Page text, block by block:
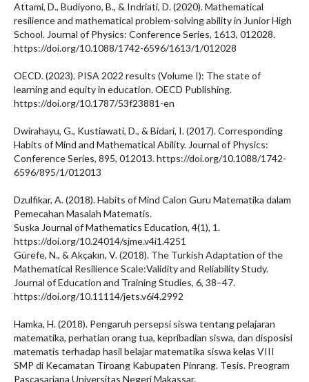
Attami, D., Budiyono, B., & Indriati, D. (2020). Mathematical
resilience and mathematical problem-solving ability in Junior High
School. Journal of Physics: Conference Series, 1613, 012028.
https://doi.org/10.1088/1742-6596/1613/1/012028
OECD. (2023). PISA 2022 results (Volume I): The state of
learning and equity in education. OECD Publishing.
https://doi.org/10.1787/53f23881-en
Dwirahayu, G., Kustiawati, D., & Bidari, I. (2017). Corresponding
Habits of Mind and Mathematical Ability. Journal of Physics:
Conference Series, 895, 012013. https://doi.org/10.1088/1742-
6596/895/1/012013
Dzulfikar, A. (2018). Habits of Mind Calon Guru Matematika dalam
Pemecahan Masalah Matematis.
Suska Journal of Mathematics Education, 4(1), 1.
https://doi.org/10.24014/sjme.v4i1.4251
Gürefe, N., & Akçakın, V. (2018). The Turkish Adaptation of the
Mathematical Resilience Scale:Validity and Reliability Study.
Journal of Education and Training Studies, 6, 38–47.
https://doi.org/10.11114/jets.v6i4.2992
Hamka, H. (2018). Pengaruh persepsi siswa tentang pelajaran
matematika, perhatian orang tua, kepribadian siswa, dan disposisi
matematis terhadap hasil belajar matematika siswa kelas VIII
SMP di Kecamatan Tiroang Kabupaten Pinrang. Tesis. Preogram
Pascasarjana Universitas Negeri Makassar.